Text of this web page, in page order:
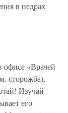
в недрах
офисе «Врачей
сторожба),
Изучай
его